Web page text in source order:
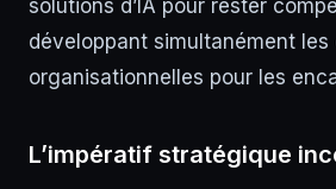
solutions d’IA pour rester
développant simultanément les
organisationnelles pour les
L’impératif stratégique